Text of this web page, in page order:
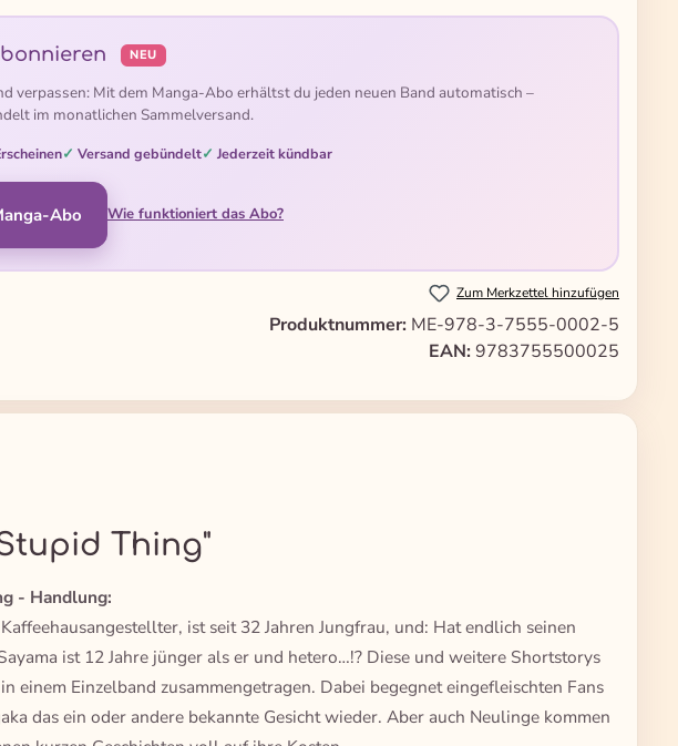
NEU
verpassen: Mit dem Manga-Abo erhältst du jeden neuen Band automatisch –
im monatlichen Sammelversand.
Versand gebündelt Jederzeit kündbar
Abo Wie funktioniert das Abo?
Zum Merkzettel hinzufügen
Produktnummer: ME-978-3-7555-0002-5
EAN: 9783755500025
Thing"
- Handlung:
ist seit 32 Jahren Jungfrau, und: Hat endlich seinen
ist 12 Jahre jünger als er und hetero…!? Diese und weitere Shortstorys
einem Einzelband zusammengetragen. Dabei begegnet eingefleischten Fans
das ein oder andere bekannte Gesicht wieder. Aber auch Neulinge kommen